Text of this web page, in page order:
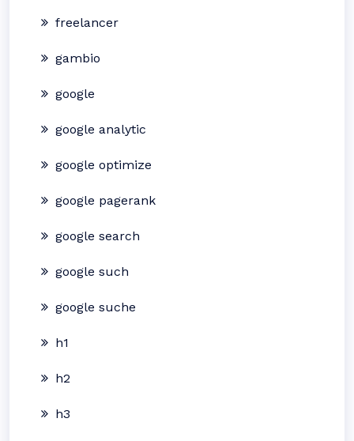
freelancer
gambio
google
google analytic
google optimize
google pagerank
google search
google such
google suche
h1
h2
h3